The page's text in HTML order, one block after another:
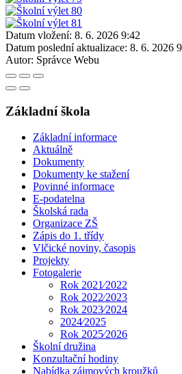
Datum vložení: 8. 6. 2026 9:42
Datum poslední aktualizace: 8. 6. 2026
Autor: Správce Webu
Základní škola
Základní informace
Aktuálně
Dokumenty
Dokumenty ke stažení
Povinné informace
E-podatelna
Školská rada
Organizace ZŠ
Zápis do 1. třídy
Vlčické noviny, časopis
Projekty
Fotogalerie
Rok 2021⁄2022
Rok 2022⁄2023
Rok 2023⁄2024
2024⁄2025
Rok 2025⁄2026
Školní družina
Konzultační hodiny
Nabídka zájmových kroužků